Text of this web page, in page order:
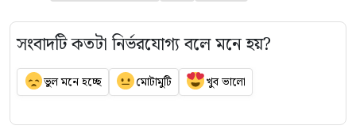
সংবাদটি কতটা নির্ভরযোগ্য বলে মনে হয়?
ভুল মনে হচ্ছে মোটামুটি খুব ভালো